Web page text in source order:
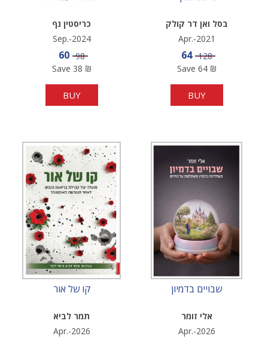
כריסטין נף
Sep.-2024
Sale price
60 Price
98
Save 38 ₪
BUY
בסל ואן דר קולק
Apr.-2021
Sale price
64 Price
128
Save 64₪
BUY
קו של אור
תמר לביא
Apr.-2026
שבויים בדמיון
אלי זומר
Apr.-2026